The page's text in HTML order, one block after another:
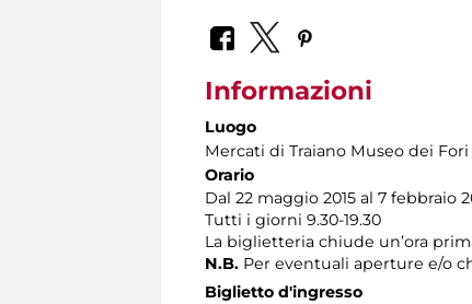
Informazioni
Luogo
Mercati di Traiano Museo dei
Orario
Dal 22 maggio 2015 al 7 febbraio
Tutti i giorni 9.30-19.30
La biglietteria chiude un’ora
N.B. Per eventuali aperture e/o
Biglietto d'ingresso